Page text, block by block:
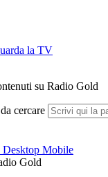
la TV
su Radio Gold
cercare
Gold